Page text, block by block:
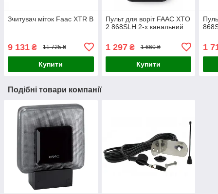
Зчитувач міток Faac XTR B
9 131 ₴ 11 725 ₴
Купити
Пульт для воріт FAAC XTO
2 868SLH 2-х канальний
1 297₴ 1 660 ₴
Купити
1
Подібні товари компанії